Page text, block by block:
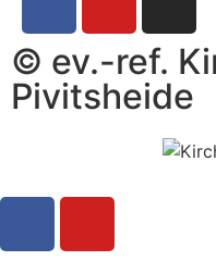
© ev.-ref.
Pivitsheide